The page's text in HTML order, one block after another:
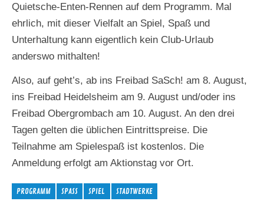
Quietsche-Enten-Rennen auf dem Programm. Mal
ehrlich, mit dieser Vielfalt an Spiel, Spaß und
Unterhaltung kann eigentlich kein Club-Urlaub
anderswo mithalten!
Also, auf geht’s, ab ins Freibad SaSch! am 8. August,
ins Freibad Heidelsheim am 9. August und/oder ins
Freibad Obergrombach am 10. August. An den drei
Tagen gelten die üblichen Eintrittspreise. Die
Teilnahme am Spielespaß ist kostenlos. Die
Anmeldung erfolgt am Aktionstag vor Ort.
PROGRAMM SPASS SPIEL STADTWERKE